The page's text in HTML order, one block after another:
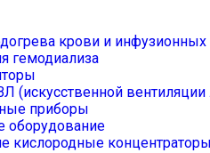
крови и инфузионных
гемодиализа
(искусственной вентиляции
приборы
оборудование
кислородные